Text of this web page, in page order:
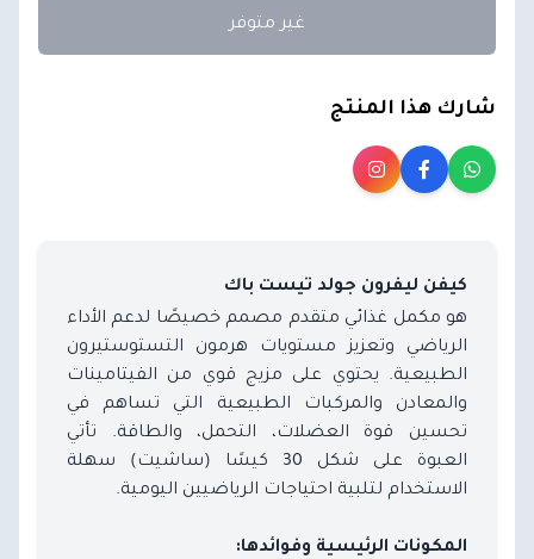
غير متوفر
شارك هذا المنتج
كيفن ليفرون جولد تيست باك
هو مكمل غذائي متقدم مصمم خصيصًا لدعم الأداء
الرياضي وتعزيز مستويات هرمون التستوستيرون
الطبيعية. يحتوي على مزيج قوي من الفيتامينات
والمعادن والمركبات الطبيعية التي تساهم في
تحسين قوة العضلات، التحمل، والطاقة. تأتي
العبوة على شكل 30 كيسًا (ساشيت) سهلة
الاستخدام لتلبية احتياجات الرياضيين اليومية.
المكونات الرئيسية وفوائدها: